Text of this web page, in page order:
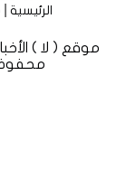
الرئيسية|